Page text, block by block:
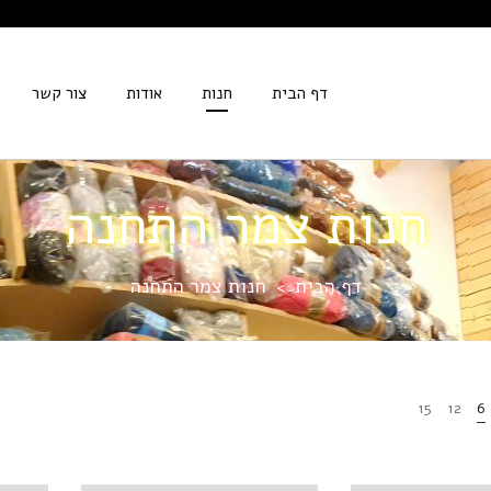
צור קשר אודות חנות דף הבית
חנות צמר התחנה
דף הבית > חנות צמר התחנה
6
12
15